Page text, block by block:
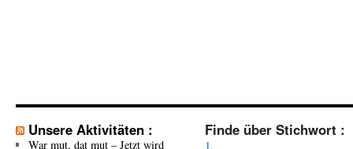
Unsere Aktivitäten :
War mut, dat mut – Jetzt wird
Finde über Stichwort :
1.